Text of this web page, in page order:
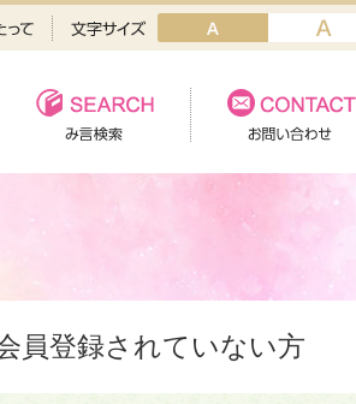
員登録されていない方